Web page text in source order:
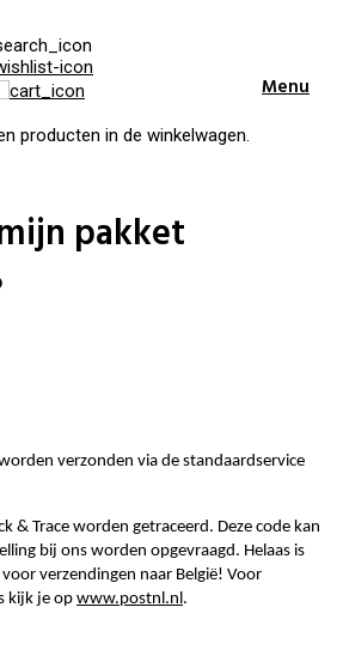
producten in de winkelwagen.
Menu
pakket
verzonden via de standaardservice
& Trace worden getraceerd. Deze code kan
bij ons worden opgevraagd. Helaas is
verzendingen naar België! Voor
kijk je op www.postnl.nl.